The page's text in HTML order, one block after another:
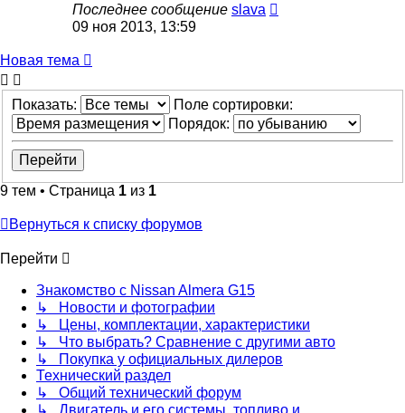
Последнее сообщение slava
09 ноя 2013, 13:59
Новая тема
Показать:
Поле сортировки:
Порядок:
9 тем • Страница 1 из 1
Вернуться к списку форумов
Перейти
Знакомство с Nissan Almera G15
↳ Новости и фотографии
↳ Цены, комплектации, характеристики
↳ Что выбрать? Сравнение с другими авто
↳ Покупка у официальных дилеров
Технический раздел
↳ Общий технический форум